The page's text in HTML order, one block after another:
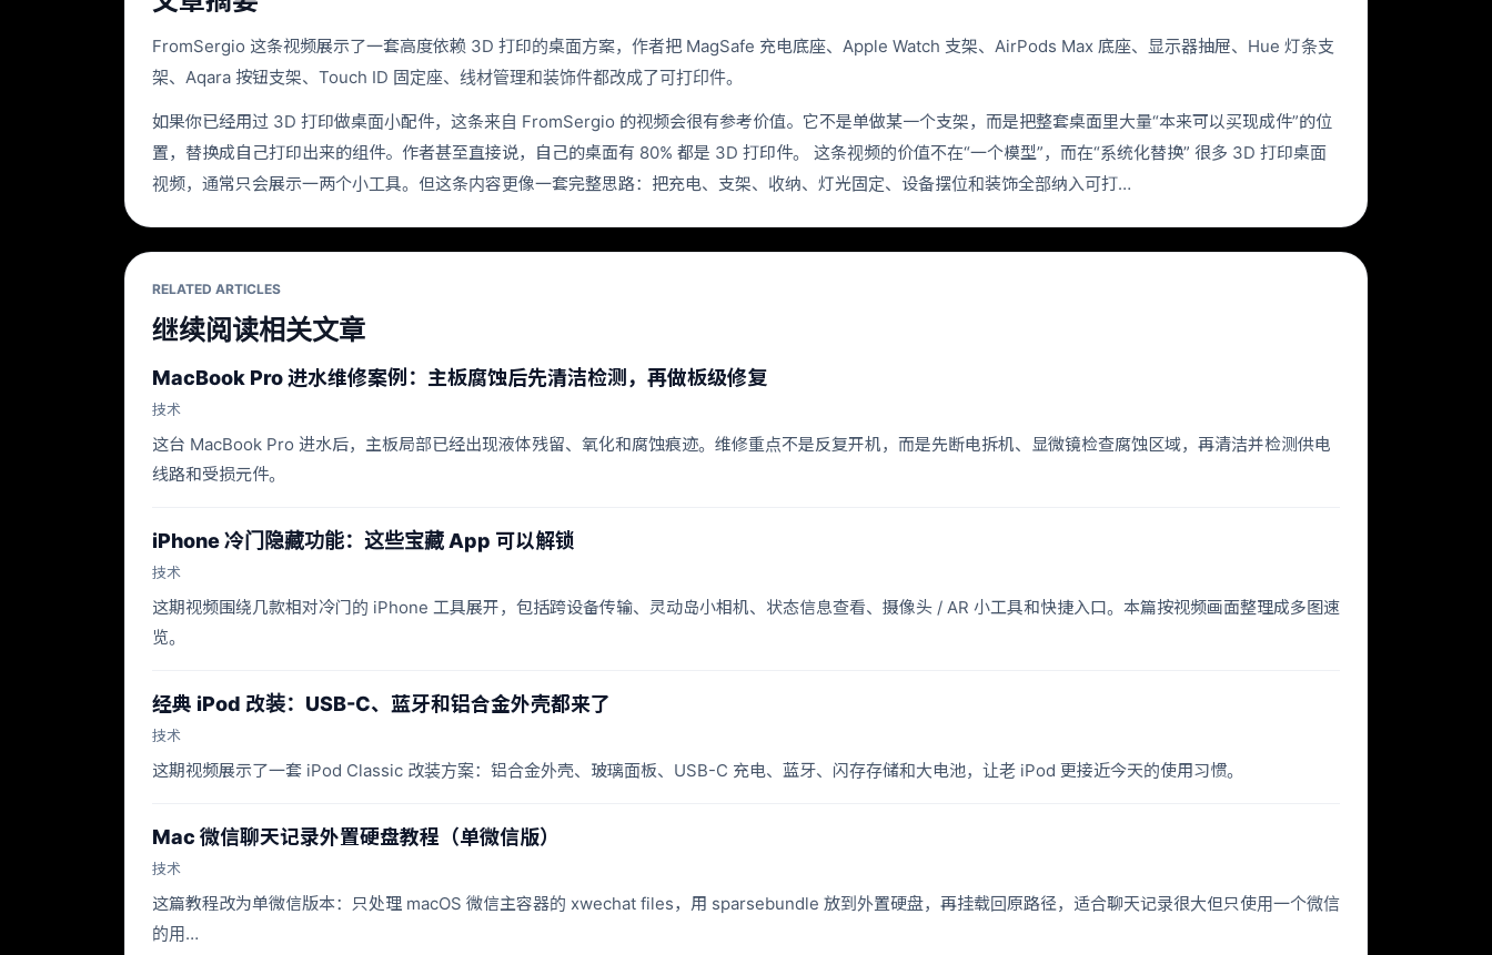
FromSergio 这条视频展示了一套高度依赖 3D 打印的桌面方案，作者把 MagSafe 充电底座、Apple Watch 支架、AirPods Max 底座、显示器抽屉、Hue 灯条支
架、Aqara 按钮支架、Touch ID 固定座、线材管理和装饰件都改成了可打印件。
如果你已经用过 3D 打印做桌面小配件，这条来自 FromSergio 的视频会很有参考价值。它不是单做某一个支架，而是把整套桌面里大量“本来可以买现成件”的位
置，替换成自己打印出来的组件。作者甚至直接说，自己的桌面有 80% 都是 3D 打印件。 这条视频的价值不在“一个模型”，而在“系统化替换” 很多 3D 打印桌面
视频，通常只会展示一两个小工具。但这条内容更像一套完整思路：把充电、支架、收纳、灯光固定、设备摆位和装饰全部纳入可打…
RELATED ARTICLES
继续阅读相关文章
MacBook Pro 进水维修案例：主板腐蚀后先清洁检测，再做板级修复
技术
这台 MacBook Pro 进水后，主板局部已经出现液体残留、氧化和腐蚀痕迹。维修重点不是反复开机，而是先断电拆机、显微镜检查腐蚀区域，再清洁并检测供电
线路和受损元件。
iPhone 冷门隐藏功能：这些宝藏 App 可以解锁
技术
这期视频围绕几款相对冷门的 iPhone 工具展开，包括跨设备传输、灵动岛小相机、状态信息查看、摄像头 / AR 小工具和快捷入口。本篇按视频画面整理成多图速
览。
经典 iPod 改装：USB-C、蓝牙和铝合金外壳都来了
技术
这期视频展示了一套 iPod Classic 改装方案：铝合金外壳、玻璃面板、USB-C 充电、蓝牙、闪存存储和大电池，让老 iPod 更接近今天的使用习惯。
Mac 微信聊天记录外置硬盘教程（单微信版）
技术
这篇教程改为单微信版本：只处理 macOS 微信主容器的 xwechat files，用 sparsebundle 放到外置硬盘，再挂载回原路径，适合聊天记录很大但只使用一个微信
的用…